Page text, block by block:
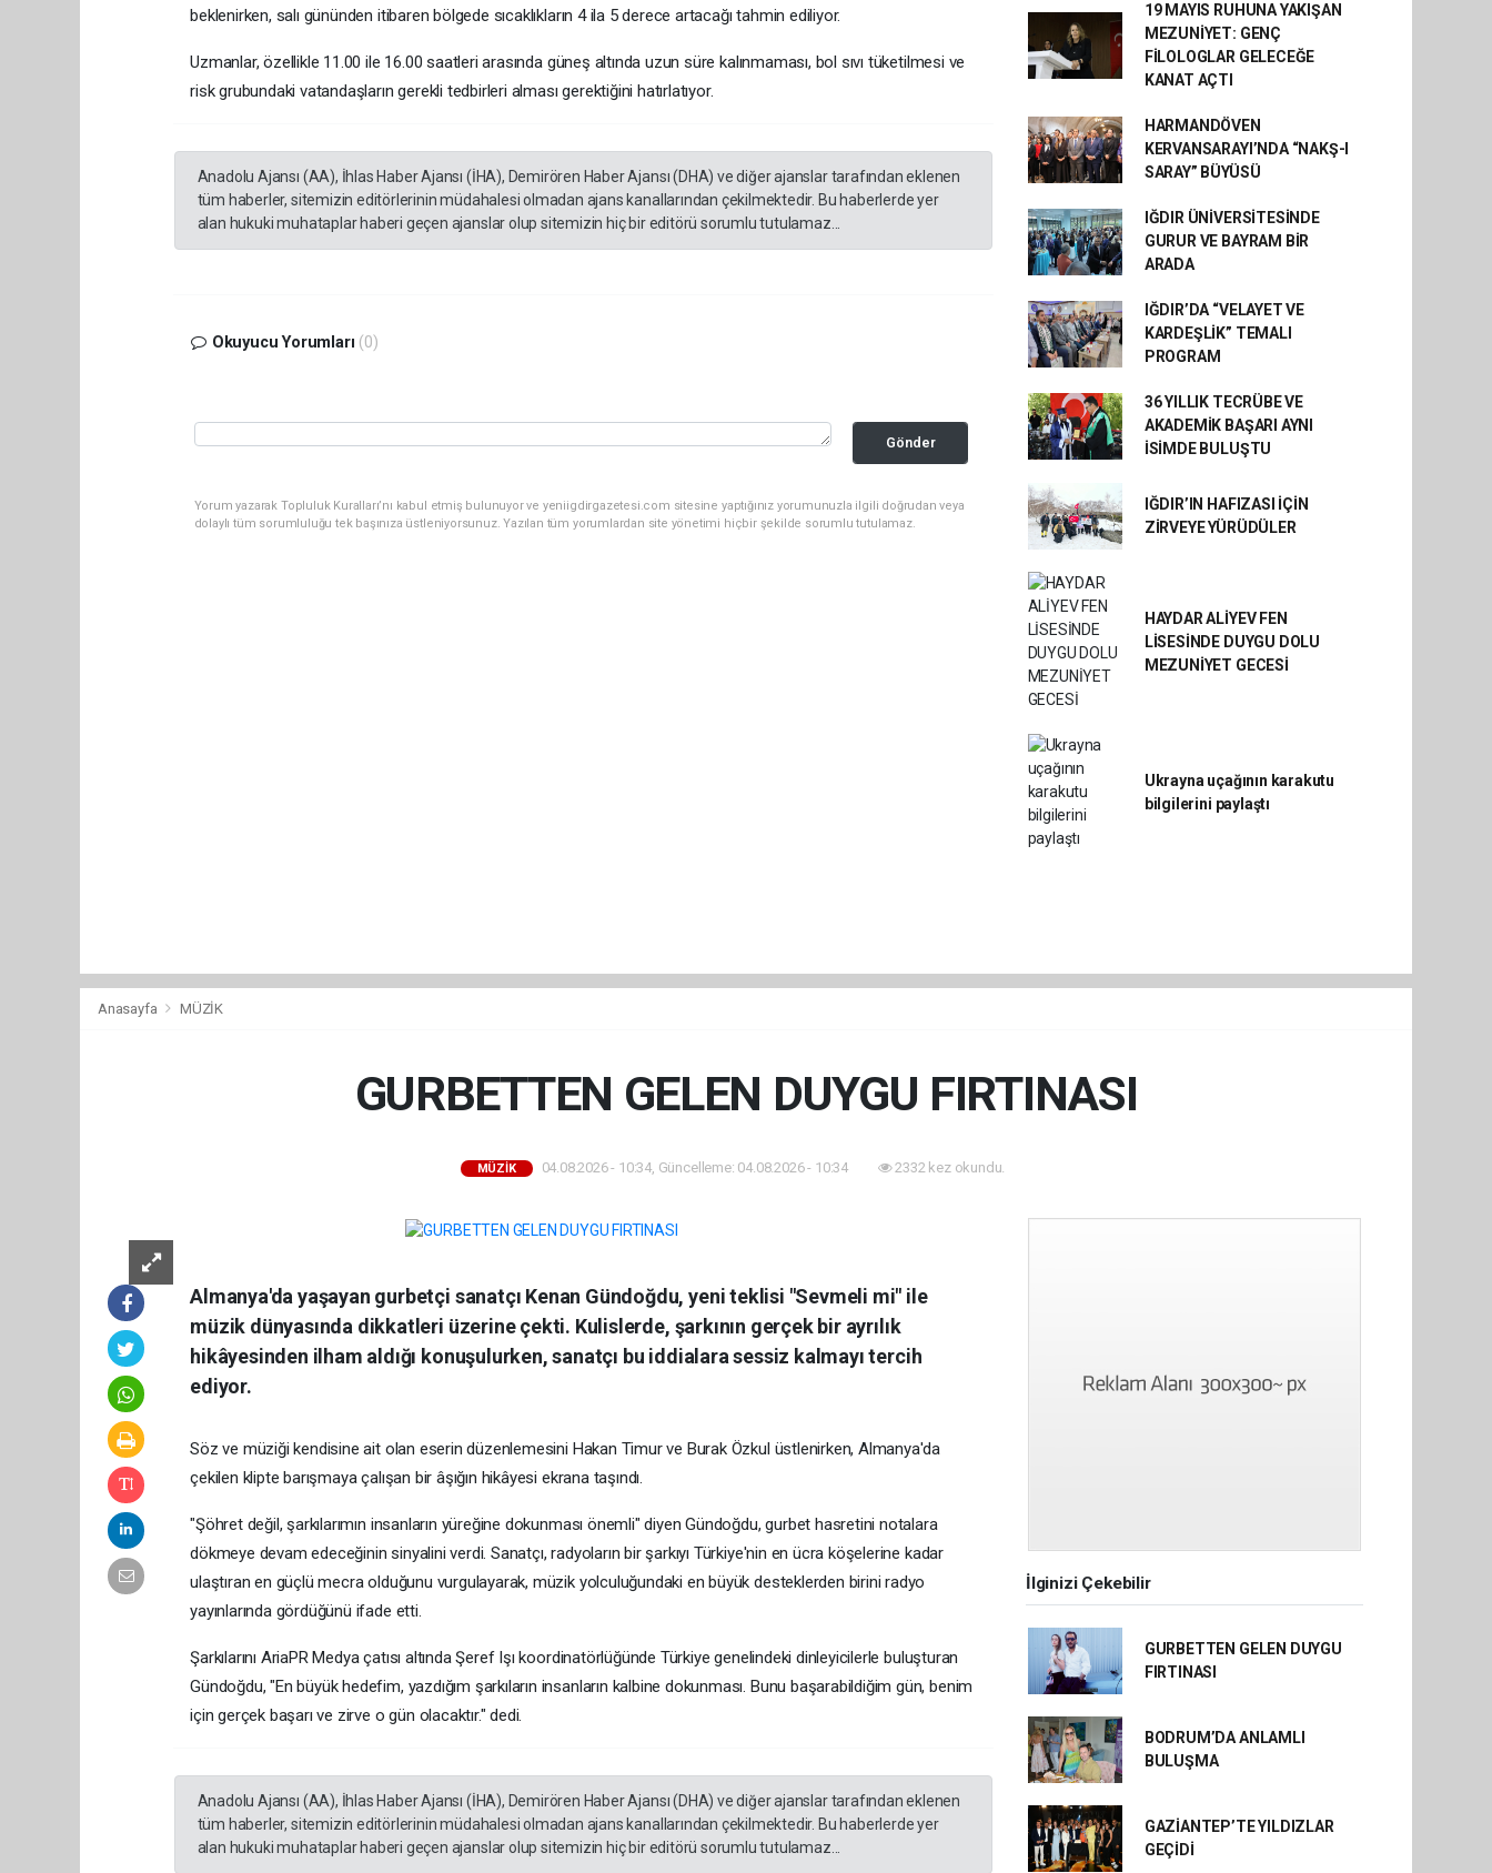
beklenirken, salı gününden itibaren bölgede sıcaklıkların 4 ila 5 derece artacağı tahmin ediliyor.
Uzmanlar, özellikle 11.00 ile 16.00 saatleri arasında güneş altında uzun süre kalınmaması, bol sıvı tüketilmesi ve
risk grubundaki vatandaşların gerekli tedbirleri alması gerektiğini hatırlatıyor.
Anadolu Ajansı (AA), İhlas Haber Ajansı (İHA), Demirören Haber Ajansı (DHA) ve diğer ajanslar tarafından eklenen
tüm haberler, sitemizin editörlerinin müdahalesi olmadan ajans kanallarından çekilmektedir. Bu haberlerde yer
alan hukuki muhataplar haberi geçen ajanslar olup sitemizin hiç bir editörü sorumlu tutulamaz...
Okuyucu Yorumları (0)
Gönder
Yorum yazarak Topluluk Kuralları’nı kabul etmiş bulunuyor ve yeniigdirgazetesi.com sitesine yaptığınız yorumunuzla ilgili doğrudan veya
dolaylı tüm sorumluluğu tek başınıza üstleniyorsunuz. Yazılan tüm yorumlardan site yönetimi hiçbir şekilde sorumlu tutulamaz.
19 MAYIS RUHUNA YAKIŞAN
MEZUNİYET: GENÇ
FİLOLOGLAR GELECEĞE
KANAT AÇTI
HARMANDÖVEN
KERVANSARAYI’NDA “NAKŞ-I
SARAY” BÜYÜSÜ
IĞDIR ÜNİVERSİTESİNDE
GURUR VE BAYRAM BİR
ARADA
IĞDIR’DA “VELAYET VE
KARDEŞLİK” TEMALI
PROGRAM
36 YILLIK TECRÜBE VE
AKADEMİK BAŞARI AYNI
İSİMDE BULUŞTU
IĞDIR’IN HAFIZASI İÇİN
ZİRVEYE YÜRÜDÜLER
HAYDAR ALİYEV FEN
LİSESİNDE DUYGU DOLU
MEZUNİYET GECESİ
Ukrayna uçağının karakutu
bilgilerini paylaştı
Anasayfa MÜZİK
GURBETTEN GELEN DUYGU FIRTINASI
MÜZİK 04.08.2026 - 10:34, Güncelleme: 04.08.2026 - 10:34 2332 kez okundu.
Almanya'da yaşayan gurbetçi sanatçı Kenan Gündoğdu, yeni teklisi "Sevmeli mi" ile
müzik dünyasında dikkatleri üzerine çekti. Kulislerde, şarkının gerçek bir ayrılık
hikâyesinden ilham aldığı konuşulurken, sanatçı bu iddialara sessiz kalmayı tercih
ediyor.
Söz ve müziği kendisine ait olan eserin düzenlemesini Hakan Timur ve Burak Özkul üstlenirken, Almanya'da
çekilen klipte barışmaya çalışan bir âşığın hikâyesi ekrana taşındı.
"Şöhret değil, şarkılarımın insanların yüreğine dokunması önemli" diyen Gündoğdu, gurbet hasretini notalara
dökmeye devam edeceğinin sinyalini verdi. Sanatçı, radyoların bir şarkıyı Türkiye'nin en ücra köşelerine kadar
ulaştıran en güçlü mecra olduğunu vurgulayarak, müzik yolculuğundaki en büyük desteklerden birini radyo
yayınlarında gördüğünü ifade etti.
Şarkılarını AriaPR Medya çatısı altında Şeref Işı koordinatörlüğünde Türkiye genelindeki dinleyicilerle buluşturan
Gündoğdu, "En büyük hedefim, yazdığım şarkıların insanların kalbine dokunması. Bunu başarabildiğim gün, benim
için gerçek başarı ve zirve o gün olacaktır." dedi.
Anadolu Ajansı (AA), İhlas Haber Ajansı (İHA), Demirören Haber Ajansı (DHA) ve diğer ajanslar tarafından eklenen
tüm haberler, sitemizin editörlerinin müdahalesi olmadan ajans kanallarından çekilmektedir. Bu haberlerde yer
alan hukuki muhataplar haberi geçen ajanslar olup sitemizin hiç bir editörü sorumlu tutulamaz...
İlginizi Çekebilir
GURBETTEN GELEN DUYGU
FIRTINASI
BODRUM’DA ANLAMLI
BULUŞMA
GAZİANTEP’TE YILDIZLAR
GEÇİDİ